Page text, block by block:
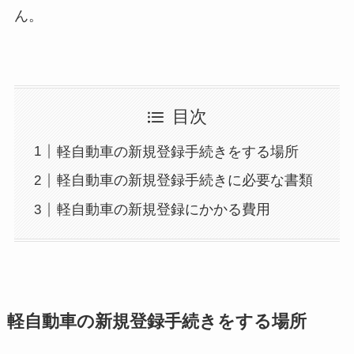
ん。
目次
軽自動車の新規登録手続きをする場所
軽自動車の新規登録手続きに必要な書類
軽自動車の新規登録にかかる費用
軽自動車の新規登録手続きをする場所